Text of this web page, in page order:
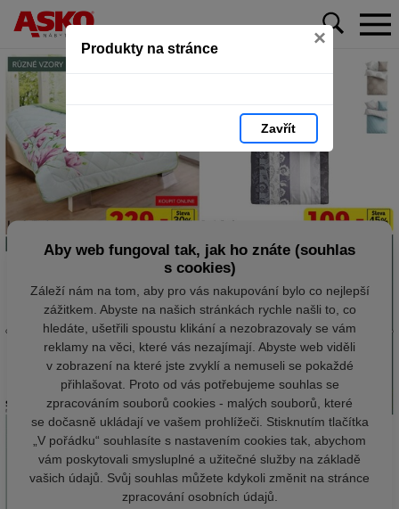
Produkty na stránce ×
Zavřít
Aby web fungoval tak, jak ho znáte (souhlas
s cookies)
Záleží nám na tom, aby pro vás nakupování bylo co nejlepší
zážitkem. Abyste na našich stránkách rychle našli to, co
hledáte, ušetřili spoustu klikání a nezobrazovaly se vám
reklamy na věci, které vás nezajímají. Abyste web viděli
v zobrazení na které jste zvyklí a nemuseli se pokaždé
přihlašovat. Proto od vás potřebujeme souhlas se
zpracováním souborů cookies - malých souborů, které
se dočasně ukládají ve vašem prohlížeči. Stisknutím tlačítka
„V pořádku“ souhlasíte s nastavením cookies tak, abychom
vám poskytovali smysluplné a užitečné služby na základě
vašich údajů. Svůj souhlas můžete kdykoli změnit na stránce
zpracování osobních údajů.